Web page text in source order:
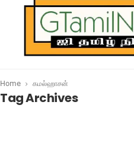
Home கமல்ஹாசன்
Tag Archives